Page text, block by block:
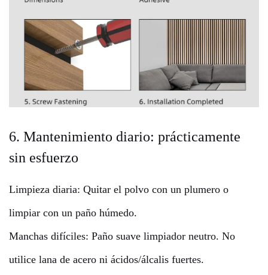
6. Mantenimiento diario: prácticamente
sin esfuerzo
Limpieza diaria: Quitar el polvo con un plumero o
limpiar con un paño húmedo.
Manchas difíciles: Paño suave limpiador neutro. No
utilice lana de acero ni ácidos/álcalis fuertes.